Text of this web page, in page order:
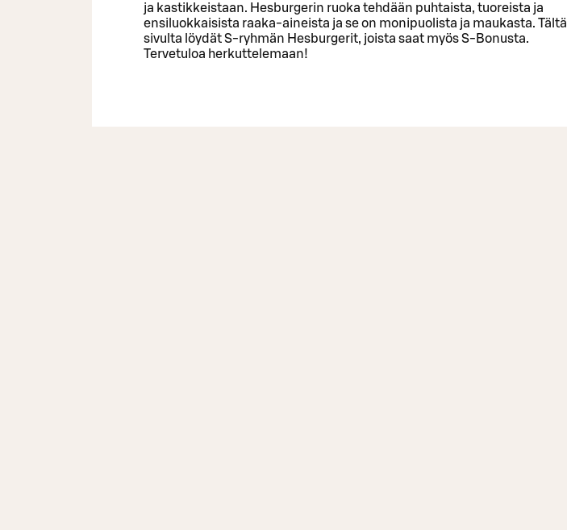
ja kastikkeistaan. Hesburgerin ruoka tehdään puhtaista, tuoreista ja
ensiluokkaisista raaka-aineista ja se on monipuolista ja maukasta. Tältä
sivulta löydät S-ryhmän Hesburgerit, joista saat myös S-Bonusta.
Tervetuloa herkuttelemaan!